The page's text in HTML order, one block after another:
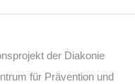
der Diakonie
für Prävention und